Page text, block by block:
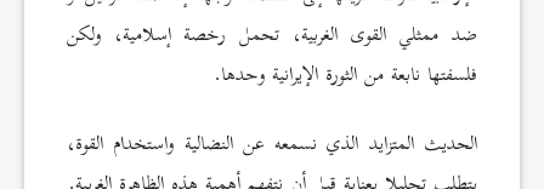
ضد ممثلي القوى الغربية، تحمل رخصة إسلامية، ولكن
فلسفتها نابعة من الثورة الإيرانية وحدها.
الحديث المتزايد الذي نسمعه عن النضالية واستخدام القوة،